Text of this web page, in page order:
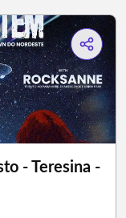
- Teresina -